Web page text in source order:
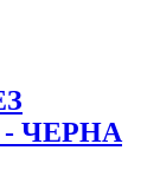
- ЧЕРНА